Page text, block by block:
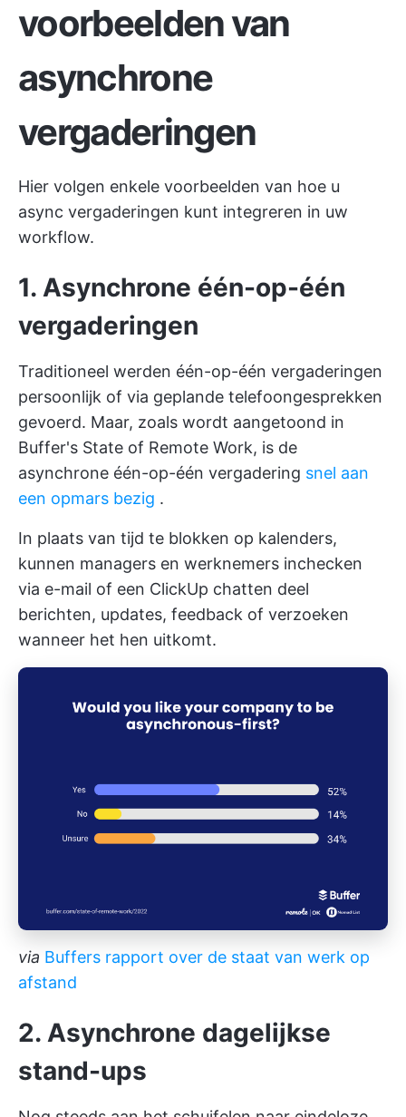
voorbeelden van
asynchrone
vergaderingen
Hier volgen enkele voorbeelden van hoe u
async vergaderingen kunt integreren in uw
workflow.
1. Asynchrone één-op-één
vergaderingen
Traditioneel werden één-op-één vergaderingen
persoonlijk of via geplande telefoongesprekken
gevoerd. Maar, zoals wordt aangetoond in
Buffer's State of Remote Work, is de
asynchrone één-op-één vergadering snel aan
een opmars bezig .
In plaats van tijd te blokken op kalenders,
kunnen managers en werknemers inchecken
via e-mail of een ClickUp chatten deel
berichten, updates, feedback of verzoeken
wanneer het hen uitkomt.
via Buffers rapport over de staat van werk op
afstand
2. Asynchrone dagelijkse
stand-ups